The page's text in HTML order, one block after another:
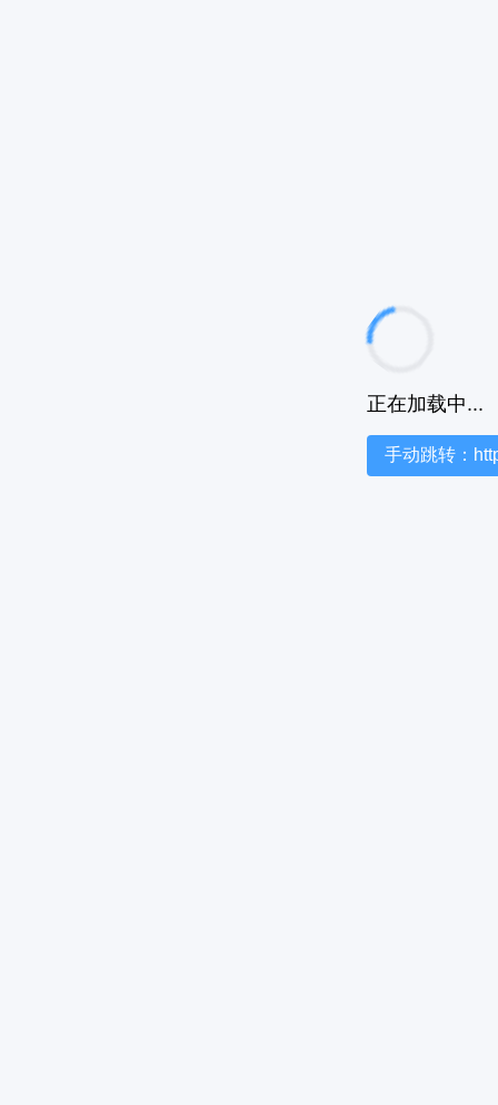
正在加载中...
手动跳转：